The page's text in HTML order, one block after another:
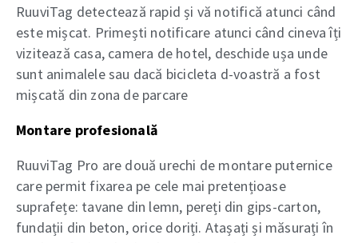
RuuviTag detectează rapid și vă notifică atunci când
este mișcat. Primești notificare atunci când cineva îți
vizitează casa, camera de hotel, deschide ușa unde
sunt animalele sau dacă bicicleta d-voastră a fost
mișcată din zona de parcare
Montare profesională
RuuviTag Pro are două urechi de montare puternice
care permit fixarea pe cele mai pretențioase
suprafețe: tavane din lemn, pereți din gips-carton,
fundații din beton, orice doriți. Atașați și măsurați în